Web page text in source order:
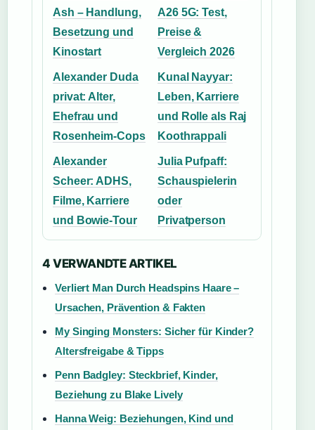
Ash – Handlung,
Besetzung und
Kinostart
A26 5G: Test,
Preise &
Vergleich 2026
Alexander Duda
privat: Alter,
Ehefrau und
Rosenheim-Cops
Kunal Nayyar:
Leben, Karriere
und Rolle als Raj
Koothrappali
Alexander
Scheer: ADHS,
Filme, Karriere
und Bowie-Tour
Julia Pufpaff:
Schauspielerin
oder
Privatperson
4 VERWANDTE ARTIKEL
Verliert Man Durch Headspins Haare –
Ursachen, Prävention & Fakten
My Singing Monsters: Sicher für Kinder?
Altersfreigabe & Tipps
Penn Badgley: Steckbrief, Kinder,
Beziehung zu Blake Lively
Hanna Weig: Beziehungen, Kind und